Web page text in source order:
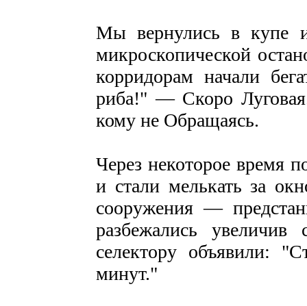
Мы вернулись в купе
микроскопической
корридорам начали
риба!" — Скоро
кому не Обращаясь.
Через некоторое время
и стали мелькать за
сооружения —
разбежались
селектору объявили:
минут."